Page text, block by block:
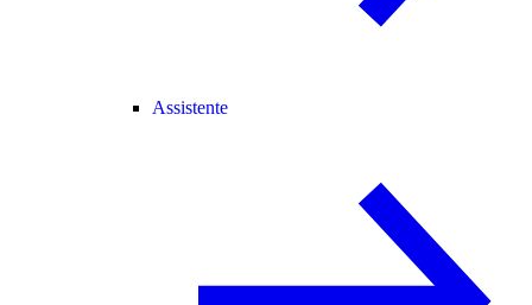
Assistente